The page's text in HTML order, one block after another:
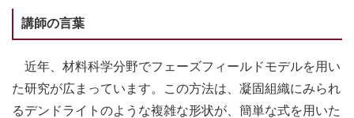
講師の言葉
近年、材料科学分野でフェーズフィールドモデルを用い
た研究が広まっています。この方法は、凝固組織にみられ
るデンドライトのような複雑な形状が、簡単な式を用いた